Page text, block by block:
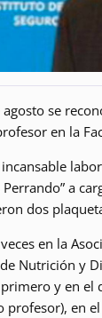
se
en la
Perrando” a
dos
en la
Nutrición y
y en el
profesor), en